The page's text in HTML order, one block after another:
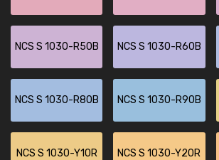
NCS S 1030-R50B NCS S 1030-R60B
NCS S 1030-R80B NCS S 1030-R90B
NCS S 1030-Y10R NCS S 1030-Y20R